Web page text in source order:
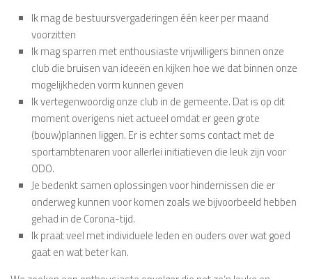
Ik mag de bestuursvergaderingen één keer per maand
voorzitten
Ik mag sparren met enthousiaste vrijwilligers binnen onze
club die bruisen van ideeën en kijken hoe we dat binnen onze
mogelijkheden vorm kunnen geven
Ik vertegenwoordig onze club in de gemeente. Dat is op dit
moment overigens niet actueel omdat er geen grote
(bouw)plannen liggen. Er is echter soms contact met de
sportambtenaren voor allerlei initiatieven die leuk zijn voor
ODO.
Je bedenkt samen oplossingen voor hindernissen die er
onderweg kunnen voor komen zoals we bijvoorbeeld hebben
gehad in de Corona-tijd.
Ik praat veel met individuele leden en ouders over wat goed
gaat en wat beter kan.